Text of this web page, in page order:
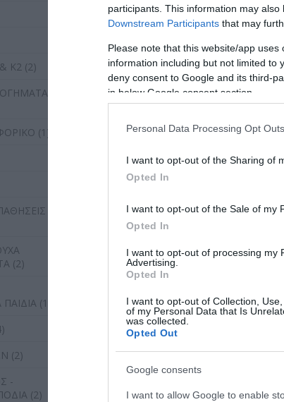
participants. This information may
Downstream Participants that may
Please note that this website/app
information including but not limited to
deny consent to Google and its third-
in below Google consent section.
Personal Data Processing Opt Outs
I want to opt-out of the Sharing of
Opted In
I want to opt-out of the Sale of my
Opted In
I want to opt-out of processing my
Advertising.
Opted In
I want to opt-out of Collection,
of my Personal Data that Is
was collected.
Opted Out
Google consents
I want to allow Google to enable
K2 (2)
(1)
(2)
(1)
(2)
-
(2)